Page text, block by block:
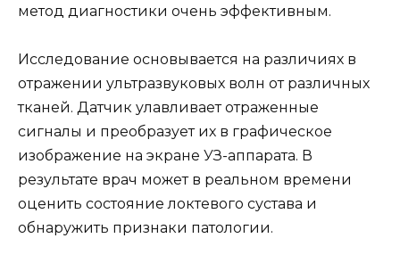
метод диагностики очень эффективным.
Исследование основывается на различиях в
отражении ультразвуковых волн от различных
тканей. Датчик улавливает отраженные
сигналы и преобразует их в графическое
изображение на экране УЗ-аппарата. В
результате врач может в реальном времени
оценить состояние локтевого сустава и
обнаружить признаки патологии.